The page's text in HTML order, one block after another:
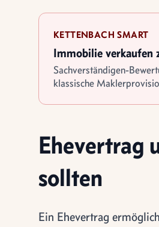
KETTENBACH SMART
Immobilie verkaufen
Sachverständigen-
klassische
Ehevertrag
sollten
Ein Ehevertrag